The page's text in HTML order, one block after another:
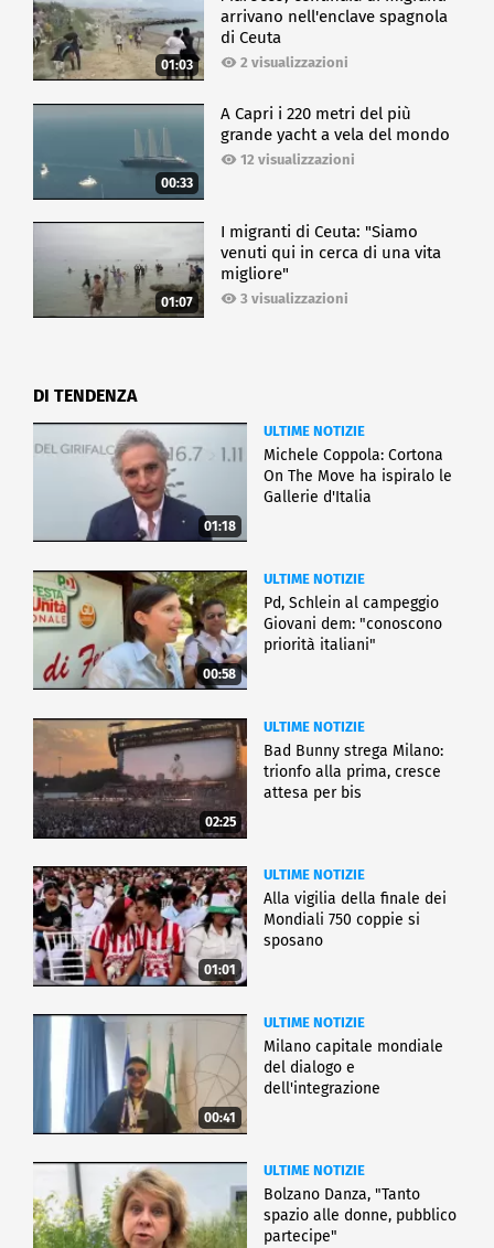
01:03
arrivano nell'enclave spagnola
di Ceuta
2 visualizzazioni
00:33
A Capri i 220 metri del più
grande yacht a vela del mondo
12 visualizzazioni
01:07
I migranti di Ceuta: "Siamo
venuti qui in cerca di una vita
migliore"
3 visualizzazioni
DI TENDENZA
01:18
ULTIME NOTIZIE
Michele Coppola: Cortona
On The Move ha ispiralo le
Gallerie d'Italia
00:58
ULTIME NOTIZIE
Pd, Schlein al campeggio
Giovani dem: "conoscono
priorità italiani"
02:25
ULTIME NOTIZIE
Bad Bunny strega Milano:
trionfo alla prima, cresce
attesa per bis
01:01
ULTIME NOTIZIE
Alla vigilia della finale dei
Mondiali 750 coppie si
sposano
00:41
ULTIME NOTIZIE
Milano capitale mondiale
del dialogo e
dell'integrazione
ULTIME NOTIZIE
Bolzano Danza, "Tanto
spazio alle donne, pubblico
partecipe"